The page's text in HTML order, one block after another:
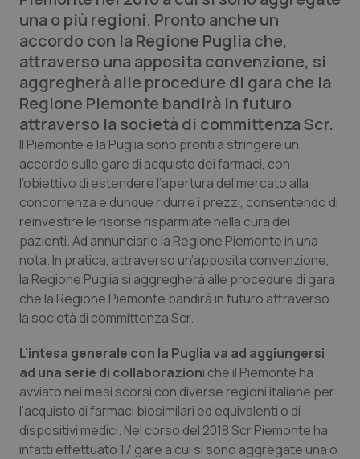
QS Pro
Professionisti Sanitari.AI
Abruzzo
Basilicata
Calabria
Campania
Emilia-Romagna
Friuli Venezia Giulia
Lazio
Liguria
Lombardia
QS Pro Gold
Artrite & artrosi
Asma & BPCO
Car-T
Colesterolo & coronaropatie
Dermatite Atopica
Diabete & glucometri
Disturbi dell’umore
Dolore
QS Club Newsletter
una o più regioni. Pronto anche un
accordo con la Regione Puglia che,
attraverso una apposita convenzione, si
aggregherà alle procedure di gara che la
Regione Piemonte bandirà in futuro
attraverso la società di committenza Scr.
Il Piemonte e la Puglia sono pronti a stringere un
accordo sulle gare di acquisto dei farmaci, con
l’obiettivo di estendere l’apertura del mercato alla
concorrenza e dunque ridurre i prezzi, consentendo di
reinvestire le risorse risparmiate nella cura dei
pazienti. Ad annunciarlo la Regione Piemonte in una
nota. In pratica, attraverso un’apposita convenzione,
la Regione Puglia si aggregherà alle procedure di gara
che la Regione Piemonte bandirà in futuro attraverso
la società di committenza Scr.
L’intesa generale con la Puglia va ad aggiungersi
ad una serie di collaborazioni che il Piemonte ha
avviato nei mesi scorsi con diverse regioni italiane per
l’acquisto di farmaci biosimilari ed equivalenti o di
dispositivi medici. Nel corso del 2018 Scr Piemonte ha
infatti effettuato 17 gare a cui si sono aggregate una o